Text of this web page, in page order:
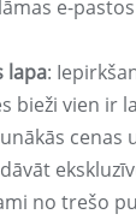
e-
lapa:
bieži vien ir
cenas
no trešo